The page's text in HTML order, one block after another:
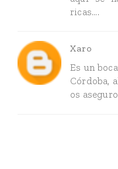
ricas....
Xaro
Es un
Córdoba,
os